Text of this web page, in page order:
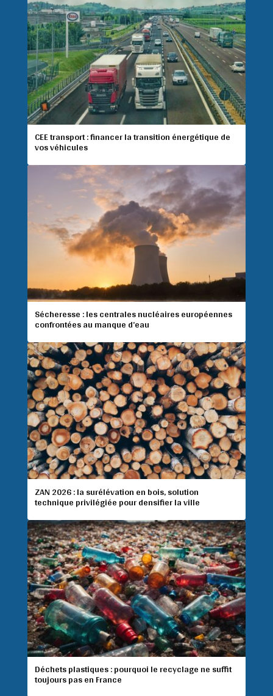
CEE transport : financer la transition énergétique de
vos véhicules
Sécheresse : les centrales nucléaires européennes
confrontées au manque d’eau
ZAN 2026 : la surélévation en bois, solution
technique privilégiée pour densifier la ville
Déchets plastiques : pourquoi le recyclage ne suffit
toujours pas en France